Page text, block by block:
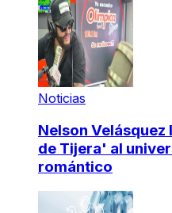
Noticias
Nelson
de Tijera' al
romántico